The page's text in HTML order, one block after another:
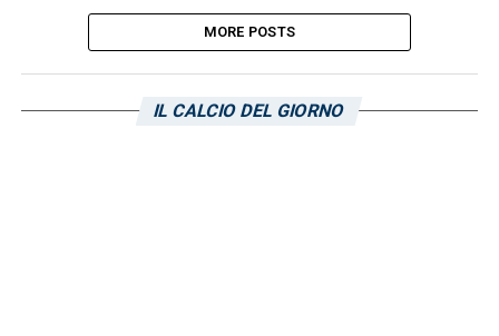
MORE POSTS
IL CALCIO DEL GIORNO